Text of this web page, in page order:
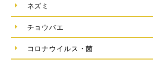
ネズミ
チョウバエ
コロナウイルス・菌